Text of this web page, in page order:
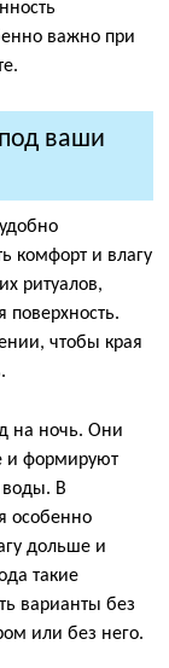
важно при
ваши
комфорт и влагу
ритуалов,
поверхность.
чтобы края
на ночь. Они
и формируют
воды. В
особенно
дольше и
такие
варианты без
или без него.